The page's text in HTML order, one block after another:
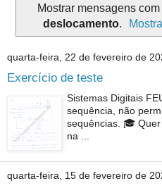
Mostrar mensagens
deslocamento.
quarta-feira, 22 de fevereiro de
Exercício de teste
Sistemas Digitais
sequência, não
sequências. 🎓
na ...
quarta-feira, 15 de fevereiro de